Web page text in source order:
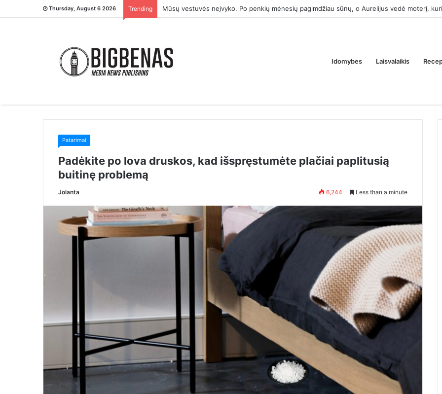
Thursday, August 6 2026 Trending – Tu ją įsivaikinai tik tam, kad atimtum iš manęs tėvų butą. Ar tai normalu?
Idomybes Laisvalaikis
Patarimai
Padėkite po lova druskos, kad išspręstumėte plačiai paplitusią
buitinę problemą
Jolanta 6,244 Less than a minute